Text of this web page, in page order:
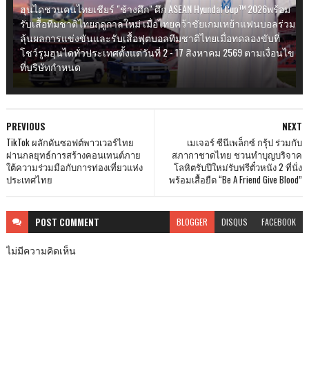
ฮุนไดชวนคนไทยเชียร์ "ช้างศึก" ศึก ASEAN Hyundai Cup™ 2026พร้อม
รับเสื้อทีมชาติไทยฤดูกาลใหม่ เมื่อไทยคว้าชัยเกมเหย้าแฟนบอลร่วม
ลุ้นผลการแข่งขันและรับเสื้อฟุตบอลทีมชาติไทยเมื่อทดลองขับที่
โชว์รูมฮุนไดทั่วประเทศตั้งแต่วันที่ 2 - 17 สิงหาคม 2569 ตามเงื่อนไข
ที่บริษัทกำหนด
NEXT
เมเจอร์ ซีนีเพล็กซ์ กรุ้ป ร่วมกับ
สภากาชาดไทย ชวนทำบุญบริจาค
โลหิตรับปีใหม่รับฟรีตั๋วหนัง 2 ที่นั่ง
พร้อมเสื้อยืด “Be A Friend Give Blood”
PREVIOUS
TikTok ผลักดันซอฟต์พาวเวอร์ไทย
ผ่านกลยุทธ์การสร้างคอนเทนต์ภาย
ใต้ความร่วมมือกับการท่องเที่ยวแห่ง
ประเทศไทย
POST COMMENT BLOGGER DISQUS FACEBOOK
ไม่มีความคิดเห็น